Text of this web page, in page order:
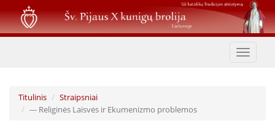
Pereiti
į
pagrindinį
Toggle
Titulinis
Straipsniai
--- Religinės Laisvės ir Ekumenizmo problemos